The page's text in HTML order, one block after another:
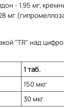
- 1.95 мг,
мг
"TR" над
1 таб.
150 мкг
30 мкг